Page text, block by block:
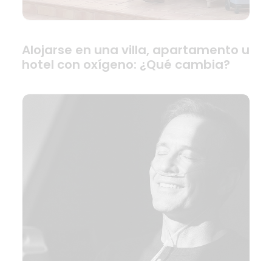
Alojarse en una villa, apartamento u
hotel con oxígeno: ¿Qué cambia?